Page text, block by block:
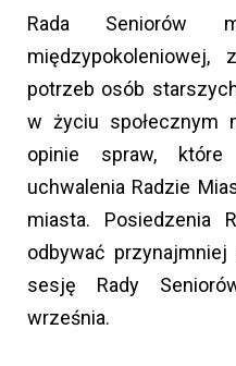
Rada Seniorów
międzypokoleniowej,
potrzeb osób
w życiu społecznym
opinie spraw, które
uchwalenia Radzie
miasta. Posiedzenia
odbywać
sesję Rady
września.